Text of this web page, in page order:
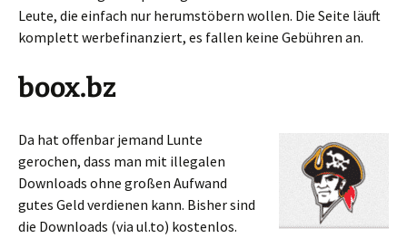
Leute, die einfach nur herumstöbern wollen. Die Seite läuft
komplett werbefinanziert, es fallen keine Gebühren an.
boox.bz
Da hat offenbar jemand Lunte
gerochen, dass man mit illegalen
Downloads ohne großen Aufwand
gutes Geld verdienen kann. Bisher sind
die Downloads (via ul.to) kostenlos.